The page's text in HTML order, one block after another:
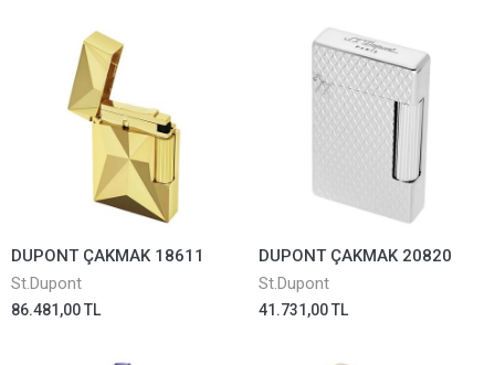
DUPONT ÇAKMAK 18611
St.Dupont
86.481,00 TL
DUPONT ÇAKMAK 20820
St.Dupont
41.731,00 TL